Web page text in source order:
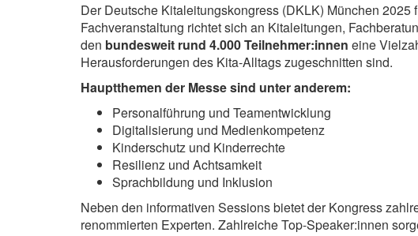
Der Deutsche Kitaleitungskongress (DKLK) München
Fachveranstaltung richtet sich an Kitaleitungen,
den bundesweit rund 4.000 Teilnehmer:innen eine
Herausforderungen des Kita-Alltags zugeschnitten sind.
Hauptthemen der Messe sind unter anderem:
Personalführung und Teamentwicklung
Digitalisierung und Medienkompetenz
Kinderschutz und Kinderrechte
Resilienz und Achtsamkeit
Sprachbildung und Inklusion
Neben den informativen Sessions bietet der Kongress
renommierten Experten. Zahlreiche Top-Speaker:innen